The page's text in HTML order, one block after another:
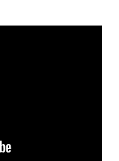
い、ふきとり・洗
オペンチルグリコー
レングリコール、リ
タノール